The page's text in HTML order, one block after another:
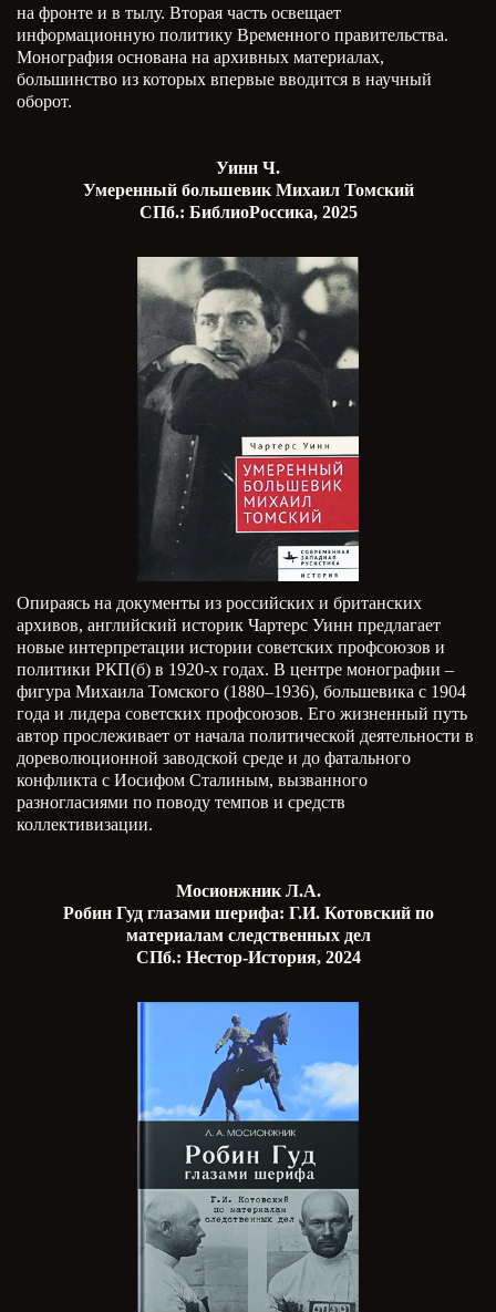
на фронте и в тылу. Вторая часть освещает
информационную политику Временного правительства.
Монография основана на архивных материалах,
большинство из которых впервые вводится в научный
оборот.
Уинн Ч.
Умеренный большевик Михаил Томский
СПб.: БиблиоРоссика, 2025
Опираясь на документы из российских и британских
архивов, английский историк Чартерс Уинн предлагает
новые интерпретации истории советских профсоюзов и
политики РКП(б) в 1920-х годах. В центре монографии –
фигура Михаила Томского (1880–1936), большевика с 1904
года и лидера советских профсоюзов. Его жизненный путь
автор прослеживает от начала политической деятельности в
дореволюционной заводской среде и до фатального
конфликта с Иосифом Сталиным, вызванного
разногласиями по поводу темпов и средств
коллективизации.
Мосионжник Л.А.
Робин Гуд глазами шерифа: Г.И. Котовский по
материалам следственных дел
СПб.: Нестор-История, 2024